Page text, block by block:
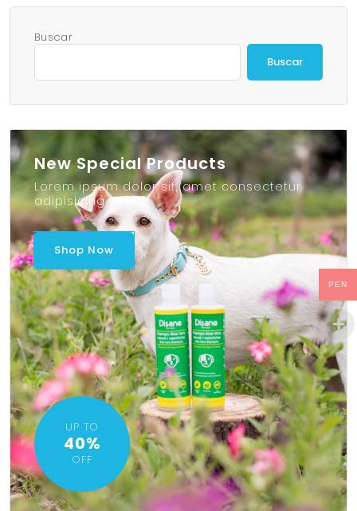
Buscar
Buscar
New Special Products
Lorem ipsum dolor sit, amet consectetur
adipisicing elit
Shop Now
UP TO
40%
OFF
PEN